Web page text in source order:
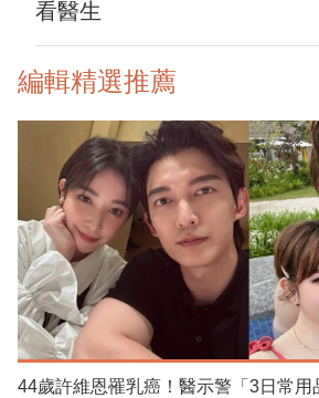
看醫生
編輯精選推薦
44歲許維恩罹乳癌！醫示警「3日常用